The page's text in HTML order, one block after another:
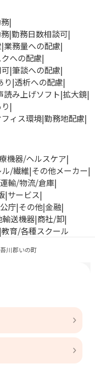
勤務日数相談可
業務量への配慮
への配慮
筆談への配慮
り 透析への配慮
読み上げソフト 拡大鏡
ィス環境 勤務地配慮
機器/ヘルスケア
ル/繊維 その他メーカー
運輸/物流/倉庫
サービス
庁 その他 金融
送機器 商社/卸
教育/各種スクール
吾川郡いの町